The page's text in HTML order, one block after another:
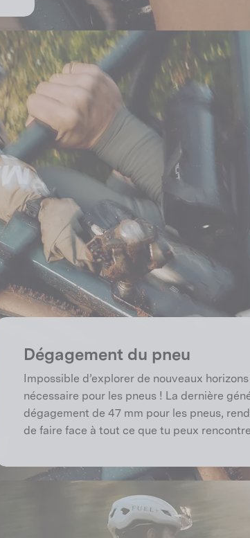
Dégagement du pneu
Impossible d’explorer de nouveaux
nécessaire pour les pneus ! La dernière
dégagement de 47 mm pour les pneus,
de faire face à tout ce que tu peux